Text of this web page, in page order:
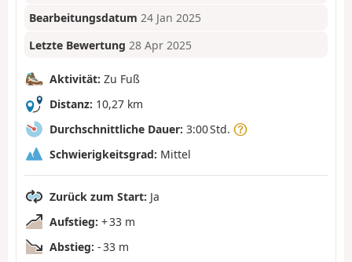
Bearbeitungsdatum 24 Jan 2025
Letzte Bewertung 28 Apr 2025
Aktivität: Zu Fuß
Distanz: 10,27 km
Durchschnittliche Dauer: 3:00 Std.
Schwierigkeitsgrad: Mittel
Zurück zum Start: Ja
Aufstieg: + 33 m
Abstieg: - 33 m